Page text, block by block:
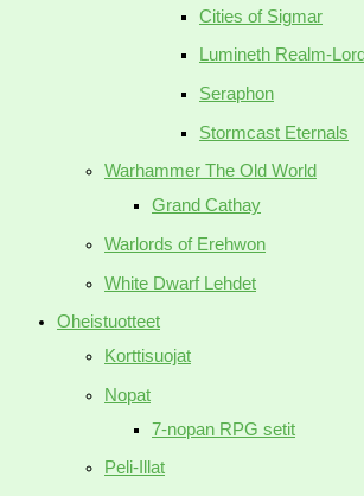
Cities of Sigmar
Lumineth Realm-
Seraphon
Stormcast Eternals
Warhammer The Old World
Grand Cathay
Warlords of Erehwon
White Dwarf Lehdet
Oheistuotteet
Korttisuojat
Nopat
7-nopan RPG setit
Peli-Illat